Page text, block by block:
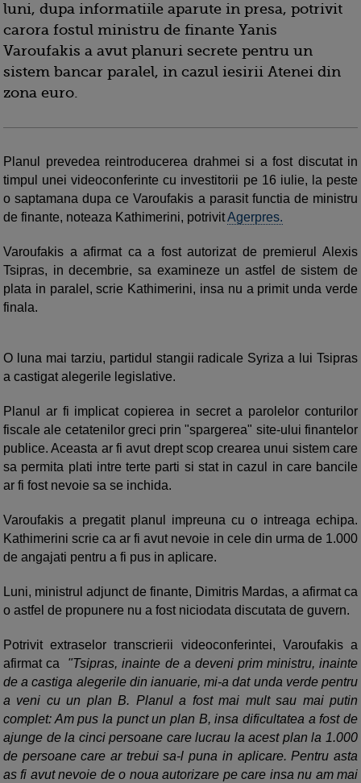
luni, dupa informatiile aparute in presa, potrivit
carora fostul ministru de finante Yanis
Varoufakis a avut planuri secrete pentru un
sistem bancar paralel, in cazul iesirii Atenei din
zona euro.
Planul prevedea reintroducerea drahmei si a fost discutat in
timpul unei videoconferinte cu investitorii pe 16 iulie, la peste
o saptamana dupa ce Varoufakis a parasit functia de ministru
de finante, noteaza Kathimerini, potrivitAgerpres.
Varoufakis a afirmat ca a fost autorizat de premierul Alexis
Tsipras, in decembrie, sa examineze un astfel de sistem de
plata in paralel, scrie Kathimerini, insa nu a primit unda verde
finala.
O luna mai tarziu, partidul stangii radicale Syriza a lui Tsipras
a castigat alegerile legislative.
Planul ar fi implicat copierea in secret a parolelor conturilor
fiscale ale cetatenilor greci prin "spargerea" site-ului finantelor
publice. Aceasta ar fi avut drept scop crearea unui sistem care
sa permita plati intre terte parti si stat in cazul in care bancile
ar fi fost nevoie sa se inchida.
Varoufakis a pregatit planul impreuna cu o intreaga echipa.
Kathimerini scrie ca ar fi avut nevoie in cele din urma de 1.000
de angajati pentru a fi pus in aplicare.
Luni, ministrul adjunct de finante, Dimitris Mardas, a afirmat ca
o astfel de propunere nu a fost niciodata discutata de guvern.
Potrivit extraselor transcrierii videoconferintei, Varoufakis a
afirmat ca "Tsipras, inainte de a deveni prim ministru, inainte
de a castiga alegerile din ianuarie, mi-a dat unda verde pentru
a veni cu un plan B. Planul a fost mai mult sau mai putin
complet: Am pus la punct un plan B, insa dificultatea a fost de
ajunge de la cinci persoane care lucrau la acest plan la 1.000
de persoane care ar trebui sa-l puna in aplicare. Pentru asta
as fi avut nevoie de o noua autorizare pe care insa nu am mai